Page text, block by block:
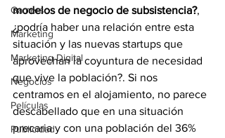
Gamers
Marketing
Marketing Digital
Negocios
Películas
Publicidad
modelos de negocio de subsistencia?,
¿podría haber una relación entre esta
situación y las nuevas startups que
aprovechan la coyuntura de necesidad
que vive la población?. Si nos
centramos en el alojamiento, no parece
descabellado que en una situación
precaria y con una población del 36%